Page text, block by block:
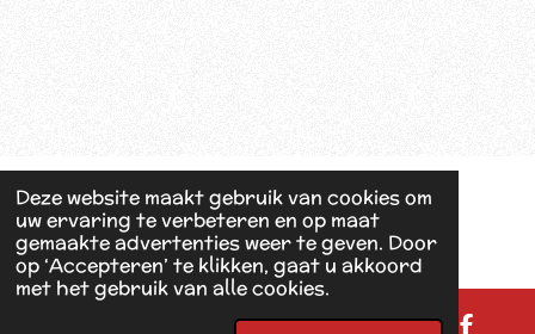
Deze website maakt gebruik van cookies om
uw ervaring te verbeteren en op maat
gemaakte advertenties weer te geven. Door
op ‘Accepteren’ te klikken, gaat u akkoord
met het gebruik van alle cookies.